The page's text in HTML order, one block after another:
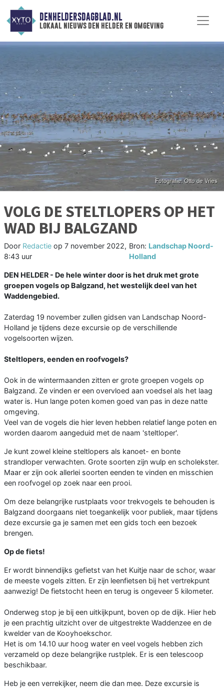
DENHELDERSDAGBLAD.NL
lokaal nieuws den helder en omgeving
VOLG DE STELTLOPERS OP HET
WAD BIJ BALGZAND
Door Redactie op 7 november 2022,
8:43 uur
Bron: Landschap Noord-
Holland
DEN HELDER - De hele winter door is het druk met grote
groepen vogels op Balgzand, het westelijk deel van het
Waddengebied.
Zaterdag 19 november zullen gidsen van Landschap Noord-
Holland je tijdens deze excursie op de verschillende
vogelsoorten wijzen.
Steltlopers, eenden en roofvogels?
Ook in de wintermaanden zitten er grote groepen vogels op
Balgzand. Ze vinden er een overvloed aan voedsel als het laag
water is. Hun lange poten komen goed van pas in deze natte
omgeving.
Veel van de vogels die hier leven hebben relatief lange poten en
worden daarom aangeduid met de naam 'steltloper'.
Je kunt zowel kleine steltlopers als kanoet- en bonte
strandloper verwachten. Grote soorten zijn wulp en scholekster.
Maar er zijn ook allerlei soorten eenden te vinden en misschien
een roofvogel op zoek naar een prooi.
Om deze belangrijke rustplaats voor trekvogels te behouden is
Balgzand doorgaans niet toegankelijk voor publiek, maar tijdens
deze excursie ga je samen met een gids toch een bezoek
brengen.
Op de fiets!
Er wordt binnendijks gefietst van het Kuitje naar de schor, waar
de meeste vogels zitten. Er zijn leenfietsen bij het vertrekpunt
aanwezig! De fietstocht heen en terug is ongeveer 5 kilometer.
Onderweg stop je bij een uitkijkpunt, boven op de dijk. Hier heb
je een prachtig uitzicht over de uitgestrekte Waddenzee en de
kwelder van de Kooyhoekschor.
Het is om 14.10 uur hoog water en veel vogels hebben zich
verzameld op deze belangrijke rustplek. Er is een telescoop
beschikbaar.
Heb je een verrekijker, neem die dan mee. Deze excursie is